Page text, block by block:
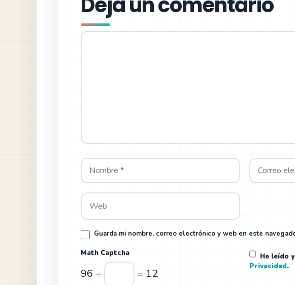
Comentario
Nombre
Correo
Web
Guarda mi nombre, correo electrónico y web en este
Math Captcha
96 ÷ = 12
He leído
Privacidad.